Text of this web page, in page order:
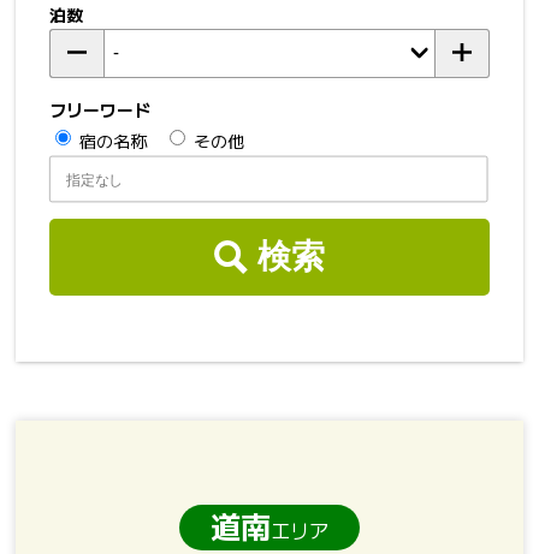
泊数
フリーワード
宿の名称
その他
検索
道南エリア